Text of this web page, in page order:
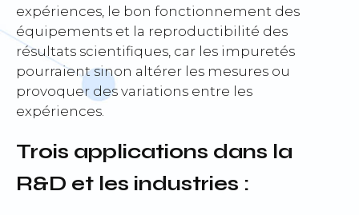
expériences, le bon fonctionnement des
équipements et la reproductibilité des
résultats scientifiques, car les impuretés
pourraient sinon altérer les mesures ou
provoquer des variations entre les
expériences.
Trois applications dans la
R&D et les industries :